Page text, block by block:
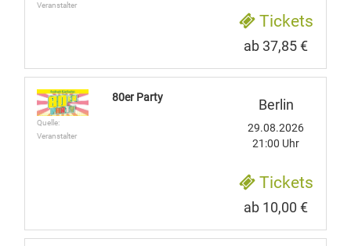
Veranstalter
Tickets
ab 37,85 €
Quelle:
Veranstalter
80er Party Berlin
29.08.2026
21:00 Uhr
Tickets
ab 10,00 €